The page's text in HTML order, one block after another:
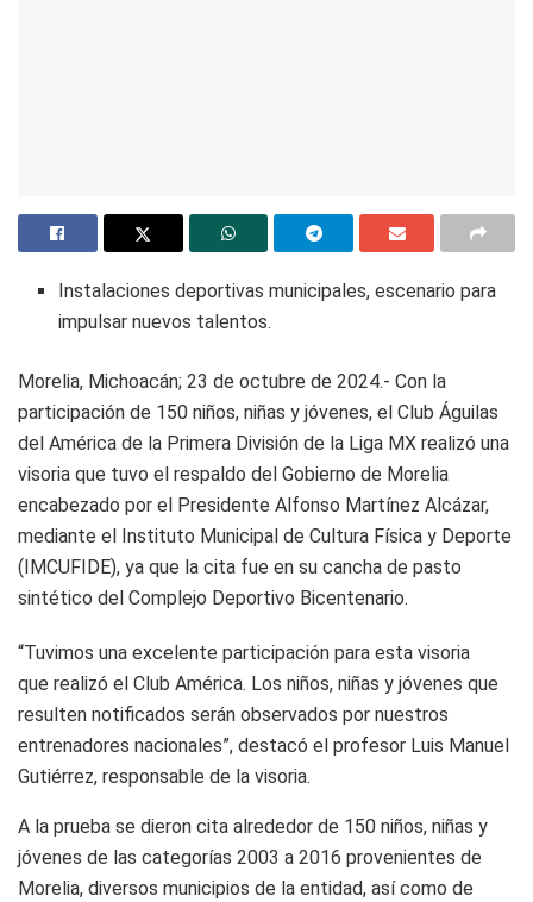
Instalaciones deportivas municipales, escenario para
impulsar nuevos talentos.
Morelia, Michoacán; 23 de octubre de 2024.- Con la
participación de 150 niños, niñas y jóvenes, el Club Águilas
del América de la Primera División de la Liga MX realizó una
visoria que tuvo el respaldo del Gobierno de Morelia
encabezado por el Presidente Alfonso Martínez Alcázar,
mediante el Instituto Municipal de Cultura Física y Deporte
(IMCUFIDE), ya que la cita fue en su cancha de pasto
sintético del Complejo Deportivo Bicentenario.
“Tuvimos una excelente participación para esta visoria
que realizó el Club América. Los niños, niñas y jóvenes que
resulten notificados serán observados por nuestros
entrenadores nacionales”, destacó el profesor Luis Manuel
Gutiérrez, responsable de la visoria.
A la prueba se dieron cita alrededor de 150 niños, niñas y
jóvenes de las categorías 2003 a 2016 provenientes de
Morelia, diversos municipios de la entidad, así como de